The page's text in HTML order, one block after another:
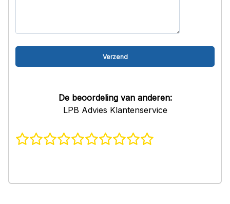
De beoordeling van anderen:
LPB Advies Klantenservice